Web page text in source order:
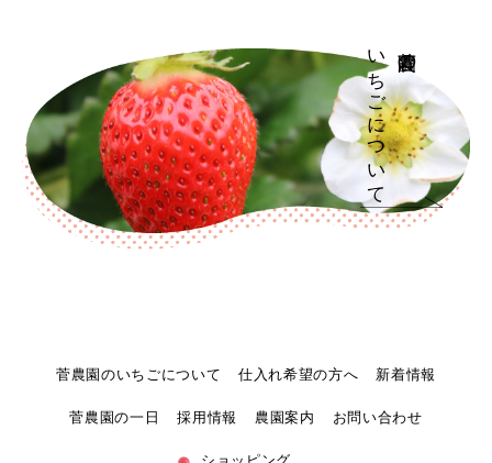
菅農園の
いちごについて
菅農園のいちごについて 仕入れ希望の方へ 新着情報
菅農園の一日 採用情報 農園案内 お問い合わせ